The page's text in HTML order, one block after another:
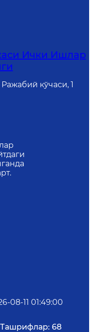
Ички Ишлар
кўчаси, 1
08-11 01:49:00
Ташрифлар: 68